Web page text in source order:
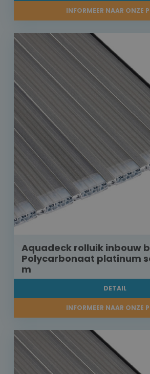
INFORMEER NAAR ONZE
Aquadeck rolluik inbouw
Polycarbonaat platinum
m
DETAIL
INFORMEER NAAR ONZE